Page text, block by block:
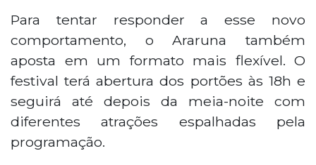
Para tentar responder a esse novo
comportamento, o Araruna também
aposta em um formato mais flexível. O
festival terá abertura dos portões às 18h e
seguirá até depois da meia-noite com
diferentes atrações espalhadas pela
programação.